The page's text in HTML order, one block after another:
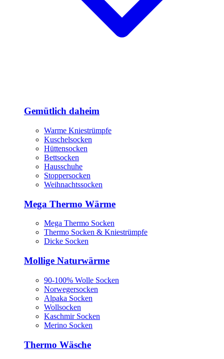
Gemütlich daheim
Warme Kniestrümpfe
Kuschelsocken
Hüttensocken
Bettsocken
Hausschuhe
Stoppersocken
Weihnachtssocken
Mega Thermo Wärme
Mega Thermo Socken
Thermo Socken & Kniestrümpfe
Dicke Socken
Mollige Naturwärme
90-100% Wolle Socken
Norwegersocken
Alpaka Socken
Wollsocken
Kaschmir Socken
Merino Socken
Thermo Wäsche